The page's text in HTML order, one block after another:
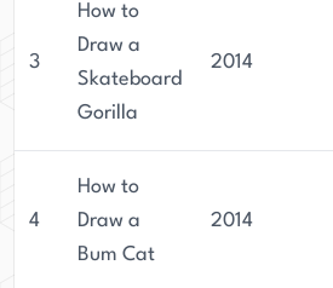
3
How to
Draw a
Skateboard
Gorilla
2014
4
How to
Draw a
Bum Cat
2014